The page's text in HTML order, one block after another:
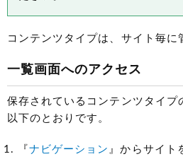
コンテンツタイプは、サイト毎に
一覧画面へのアクセス
保存されているコンテンツタイプ
以下のとおりです。
『ナビゲーション 』からサイト